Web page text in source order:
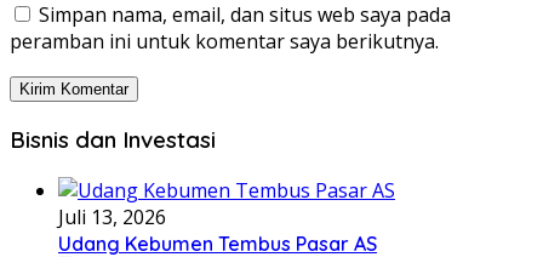
Simpan nama, email, dan situs web saya pada
peramban ini untuk komentar saya berikutnya.
Bisnis dan Investasi
Juli 13, 2026
Udang Kebumen Tembus Pasar AS